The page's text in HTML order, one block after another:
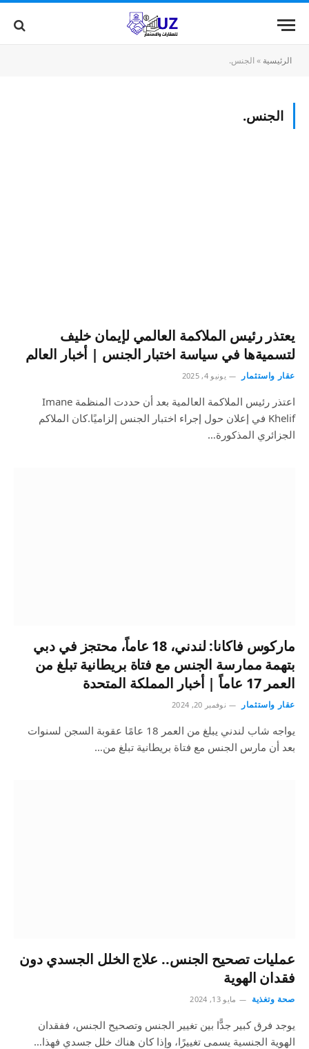
الرئيسية » الجنس.
الجنس.
يعتذر رئيس الملاكمة العالمي لإيمان خليف
لتسميةها في سياسة اختبار الجنس | أخبار العالم
عقار واستثمار يونيو 4, 2025
اعتذر رئيس الملاكمة العالمية بعد أن حددت المنظمة Imane
Khelif في إعلان حول إجراء اختبار الجنس إلزاميًا.كان الملاكم
الجزائري المذكورة…
ماركوس فاكانا: لندني، 18 عاماً، محتجز في دبي
بتهمة ممارسة الجنس مع فتاة بريطانية تبلغ من
العمر 17 عاماً | أخبار المملكة المتحدة
عقار واستثمار نوفمبر 20, 2024
يواجه شاب لندني يبلغ من العمر 18 عامًا عقوبة السجن لسنوات
بعد أن مارس الجنس مع فتاة بريطانية تبلغ من…
عمليات تصحيح الجنس.. علاج الخلل الجسدي دون
فقدان الهوية
صحة وتغذية مايو 13, 2024
يوجد فرق كبير جدًّا بين تغيير الجنس وتصحيح الجنس، ففقدان
الهوية الجنسية يسمى تغييرًا، وإذا كان هناك خلل جسدي فهذا…